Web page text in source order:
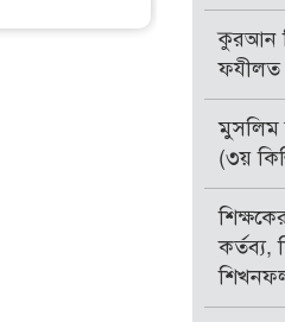
কুরআন
ফযীলত
মুসলিম
(৩য়
কর্তব্য,